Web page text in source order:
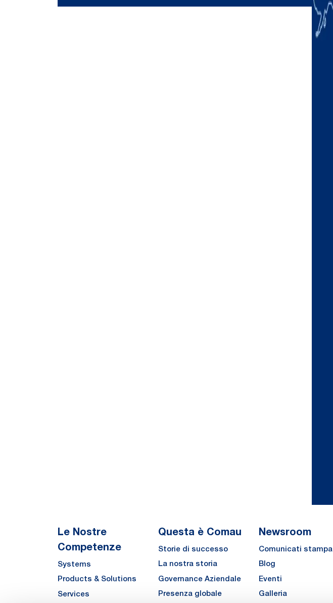
Le Nostre
Competenze
Systems
Products & Solutions
Services
Questa è Comau
Storie di successo
La nostra storia
Governance Aziendale
Presenza globale
Newsroom
Comunicati stampa
Blog
Eventi
Galleria